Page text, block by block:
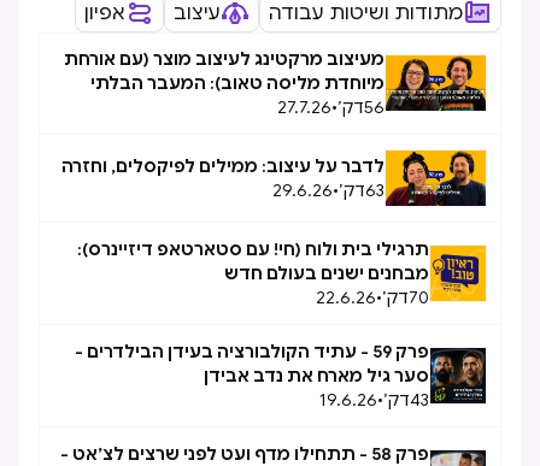
מתודות ושיטות עבודה
עיצוב אפיון
מעיצוב מרקטינג לעיצוב מוצר (עם אורחת
מיוחדת מליסה טאוב): המעבר הבלתי
אפשרי, אפשרי
56דק׳•
27.7.26
לדבר על עיצוב: ממילים לפיקסלים, וחזרה
63דק׳•
29.6.26
תרגילי בית ולוח (חי! עם סטארטאפ דיזיינרס):
מבחנים ישנים בעולם חדש
70דק׳•
22.6.26
פרק 59 - עתיד הקולבורציה בעידן הבילדרים -
סער גיל מארח את נדב אבידן
43דק׳•
19.6.26
פרק 58 - תתחילו מדף ועט לפני שרצים לצ׳אט -